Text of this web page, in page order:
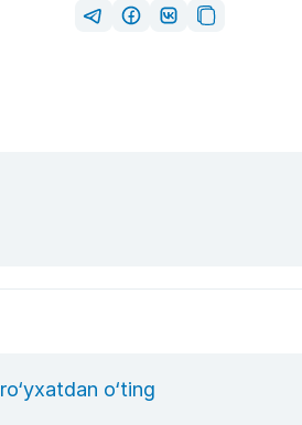
ro‘yxatdan o‘ting